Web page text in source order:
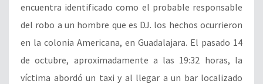
encuentra identificado como el probable responsable
del robo a un hombre que es DJ. los hechos ocurrieron
en la colonia Americana, en Guadalajara. El pasado 14
de octubre, aproximadamente a las 19:32 horas, la
víctima abordó un taxi y al llegar a un bar localizado